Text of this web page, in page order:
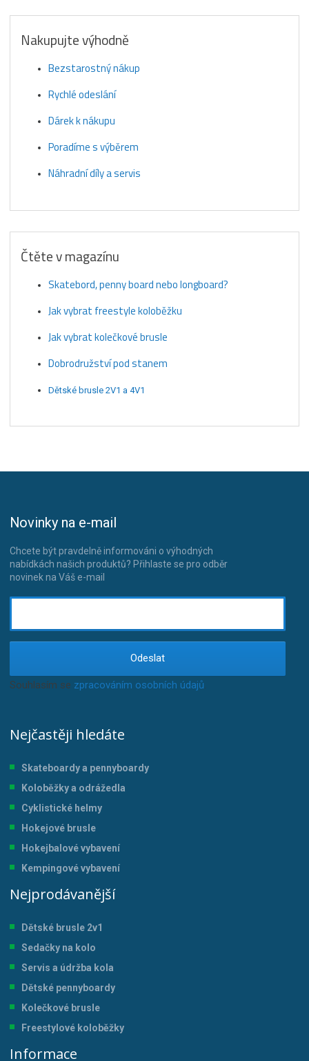
Nakupujte výhodně
Bezstarostný nákup
Rychlé odeslání
Dárek k nákupu
Poradíme s výběrem
Náhradní díly a servis
Čtěte v magazínu
Skatebord, penny board nebo longboard?
Jak vybrat freestyle koloběžku
Jak vybrat kolečkové brusle
Dobrodružství pod stanem
Dětské brusle 2V1 a 4V1
Novinky na e-mail
Chcete být pravdelně informováni o výhodných
nabídkách našich produktů? Přihlaste se pro odběr
novinek na Váš e-mail
Odeslat
Souhlasím se zpracováním osobních údajů
Nejčastěji hledáte
Skateboardy a pennyboardy
Koloběžky a odrážedla
Cyklistické helmy
Hokejové brusle
Hokejbalové vybavení
Kempingové vybavení
Nejprodávanější
Dětské brusle 2v1
Sedačky na kolo
Servis a údržba kola
Dětské pennyboardy
Kolečkové brusle
Freestylové koloběžky
Informace